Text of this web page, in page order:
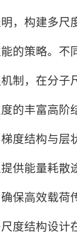
，构建多尺
的策略。不
制，在分子
的丰富高阶
度结构与层
供能量耗散
保高效载荷
度结构设计